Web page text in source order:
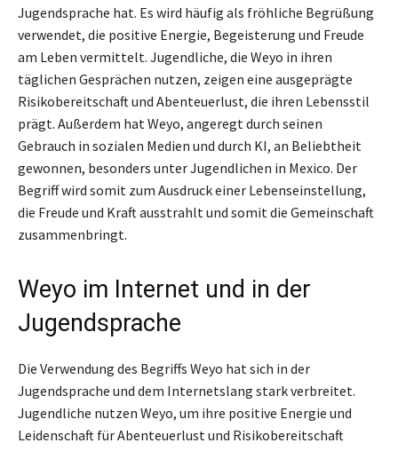
Jugendsprache hat. Es wird häufig als fröhliche Begrüßung
verwendet, die positive Energie, Begeisterung und Freude
am Leben vermittelt. Jugendliche, die Weyo in ihren
täglichen Gesprächen nutzen, zeigen eine ausgeprägte
Risikobereitschaft und Abenteuerlust, die ihren Lebensstil
prägt. Außerdem hat Weyo, angeregt durch seinen
Gebrauch in sozialen Medien und durch KI, an Beliebtheit
gewonnen, besonders unter Jugendlichen in Mexico. Der
Begriff wird somit zum Ausdruck einer Lebenseinstellung,
die Freude und Kraft ausstrahlt und somit die Gemeinschaft
zusammenbringt.
Weyo im Internet und in der
Jugendsprache
Die Verwendung des Begriffs Weyo hat sich in der
Jugendsprache und dem Internetslang stark verbreitet.
Jugendliche nutzen Weyo, um ihre positive Energie und
Leidenschaft für Abenteuerlust und Risikobereitschaft